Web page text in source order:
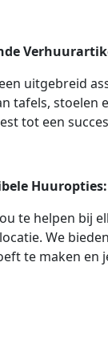
uitgebreid
tafels,
tot een
Huuropties:
te helpen bij
We
te maken